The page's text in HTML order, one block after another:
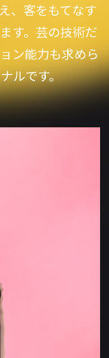
、客をもてなす
す。芸の技術だ
ン能力も求めら
ルです。